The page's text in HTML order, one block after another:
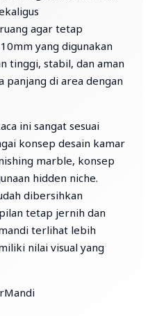
agar tetap
yang digunakan
tinggi, stabil, dan aman
panjang di area dengan
ini sangat sesuai
konsep desain kamar
marble, konsep
hidden niche.
dibersihkan
tetap jernih dan
terlihat lebih
nilai visual yang